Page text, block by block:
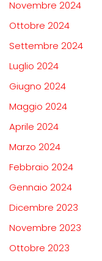
Novembre 2024
Ottobre 2024
Settembre 2024
Luglio 2024
Giugno 2024
Maggio 2024
Aprile 2024
Marzo 2024
Febbraio 2024
Gennaio 2024
Dicembre 2023
Novembre 2023
Ottobre 2023